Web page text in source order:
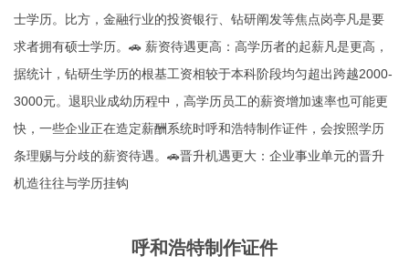
士学历。比方，金融行业的投资银行、钻研阐发等焦点岗亭凡是要
求者拥有硕士学历。🚗 薪资待遇更高：高学历者的起薪凡是更高，
据统计，钻研生学历的根基工资相较于本科阶段均匀超出跨越2000-
3000元。退职业成幼历程中，高学历员工的薪资增加速率也可能更
快，一些企业正在造定薪酬系统时呼和浩特制作证件，会按照学历
条理赐与分歧的薪资待遇。🚗晋升机遇更大：企业事业单元的晋升
机造往往与学历挂钩
呼和浩特制作证件